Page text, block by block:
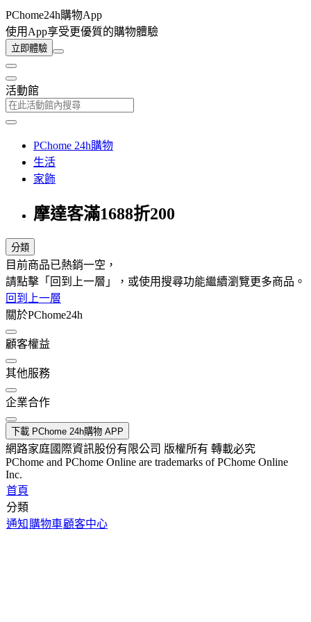
PChome24h購物App
使用App享受更優質的購物體驗
立即體驗
活動館
PChome 24h購物
生活
家飾
摩達客滿1688折200
分類
目前商品已熱銷一空，
請點擊「回到上一層」，或使用搜尋功能繼續瀏覽更多商品。
回到上一層
關於PChome24h
顧客權益
其他服務
企業合作
下載 PChome 24h購物 APP
網路家庭國際資訊股份有限公司 版權所有 轉載必究
PChome and PChome Online are trademarks of PChome Online
Inc.
首頁
分類
通知 購物車顧客中心